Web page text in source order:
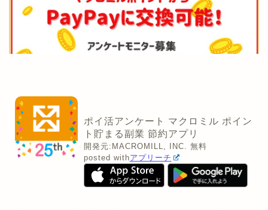
ポイ活アンケート マクロミル ポイン
ト貯まる副業 節約アプリ
開発元: MACROMILL, INC. 無料
posted withアプリーチ